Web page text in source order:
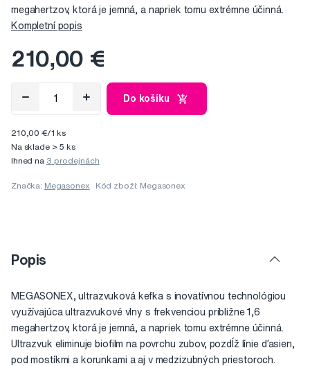
megahertzov, ktorá je jemná, a napriek tomu extrémne účinná.
Kompletní popis
210,00 €
Do košíku
210,00 €/1 ks
Na sklade > 5 ks
Ihned na 3 prodejnách
Značka: Megasonex Kód zboží: Megasonex
Popis
MEGASONEX, ultrazvuková kefka s inovatívnou technológiou
využívajúca ultrazvukové vlny s frekvenciou približne 1,6
megahertzov, ktorá je jemná, a napriek tomu extrémne účinná.
Ultrazvuk eliminuje biofilm na povrchu zubov, pozdĺž línie ďasien,
pod mostíkmi a korunkami a aj v medzizubných priestoroch.